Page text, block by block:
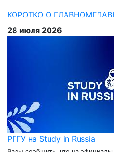
КОРОТКО О ГЛАВНОМ
28 июля 2026
РГГУ на Study in Russia